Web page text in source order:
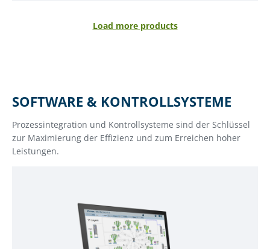
Load more products
SOFTWARE & KONTROLLSYSTEME
Prozessintegration und Kontrollsysteme sind der Schlüssel
zur Maximierung der Effizienz und zum Erreichen hoher
Leistungen.